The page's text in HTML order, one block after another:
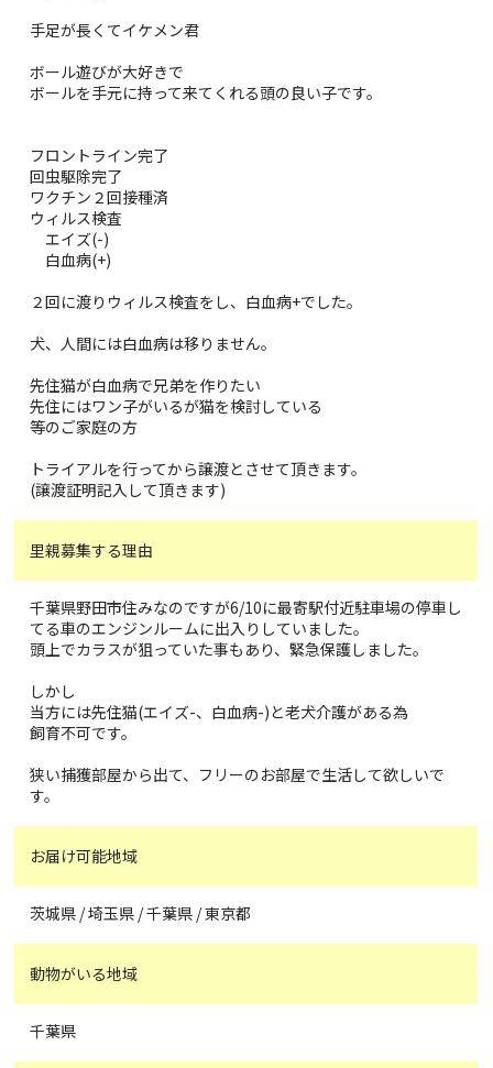
手足が長くてイケメン君
ボール遊びが大好きで
ボールを手元に持って来てくれる頭の良い子です。
フロントライン完了
回虫駆除完了
ワクチン２回接種済
ウィルス検査
エイズ(-)
白血病(+)
２回に渡りウィルス検査をし、白血病+でした。
犬、人間には白血病は移りません。
先住猫が白血病で兄弟を作りたい
先住にはワン子がいるが猫を検討している
等のご家庭の方
トライアルを行ってから譲渡とさせて頂きます。
(譲渡証明記入して頂きます)
里親募集する理由
千葉県野田市住みなのですが6/10に最寄駅付近駐車場の停車し
てる車のエンジンルームに出入りしていました。
頭上でカラスが狙っていた事もあり、緊急保護しました。
しかし
当方には先住猫(エイズ-、白血病-)と老犬介護がある為
飼育不可です。
狭い捕獲部屋から出て、フリーのお部屋で生活して欲しいで
す。
お届け可能地域
茨城県 / 埼玉県 / 千葉県 / 東京都
動物がいる地域
千葉県